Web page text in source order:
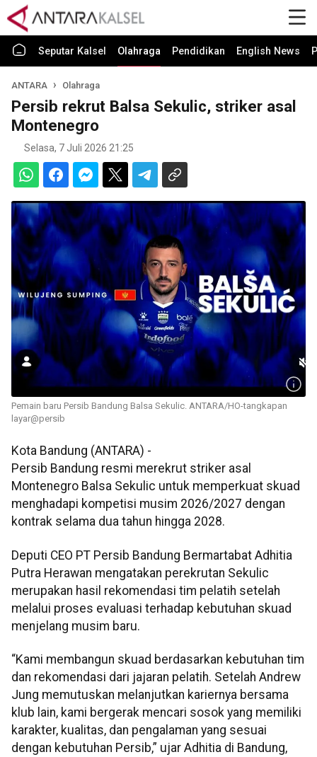
Seputar Kalsel Olahraga Pendidikan English News
ANTARA Olahraga
Persib rekrut Balsa Sekulic, striker asal
Montenegro
Selasa, 7 Juli 2026 21:25
Pemain baru Persib Bandung Balsa Sekulic. ANTARA/HO-tangkapan
layar@persib
Kota Bandung (ANTARA) -
Persib Bandung resmi merekrut striker asal
Montenegro Balsa Sekulic untuk memperkuat skuad
menghadapi kompetisi musim 2026/2027 dengan
kontrak selama dua tahun hingga 2028.
Deputi CEO PT Persib Bandung Bermartabat Adhitia
Putra Herawan mengatakan perekrutan Sekulic
merupakan hasil rekomendasi tim pelatih setelah
melalui proses evaluasi terhadap kebutuhan skuad
menjelang musim baru.
“Kami membangun skuad berdasarkan kebutuhan tim
dan rekomendasi dari jajaran pelatih. Setelah Andrew
Jung memutuskan melanjutkan kariernya bersama
klub lain, kami bergerak mencari sosok yang memiliki
karakter, kualitas, dan pengalaman yang sesuai
dengan kebutuhan Persib,” ujar Adhitia di Bandung,